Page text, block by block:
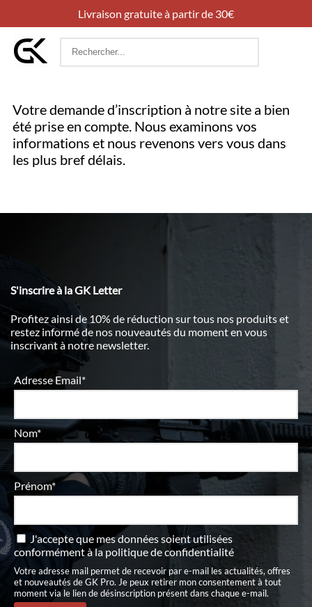
Livraison gratuite à partir de 30€
Rechercher
Votre demande d’inscription à notre site a bien
été prise en compte. Nous examinons vos
informations et nous revenons vers vous dans
les plus bref délais.
S'inscrire à la GK Letter
Profitez ainsi de 10% de réduction sur tous nos produits et
restez informé de nos nouveautés du moment en vous
inscrivant à notre newsletter.
Adresse Email*
Nom*
Prénom*
J'accepte que mes données soient utilisées
conformément àla politique de confidentialité
Votre adresse mail permet de recevoir par e-mail les actualités, offres
et nouveautés de GK Pro. Je peux retirer mon consentement à tout
moment via le lien de désinscription présent dans chaque e-mail.